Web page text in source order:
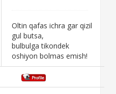
Oltin qafas ichra gar qizil
gul butsa,
bulbulga tikondek
oshiyon bolmas emish!